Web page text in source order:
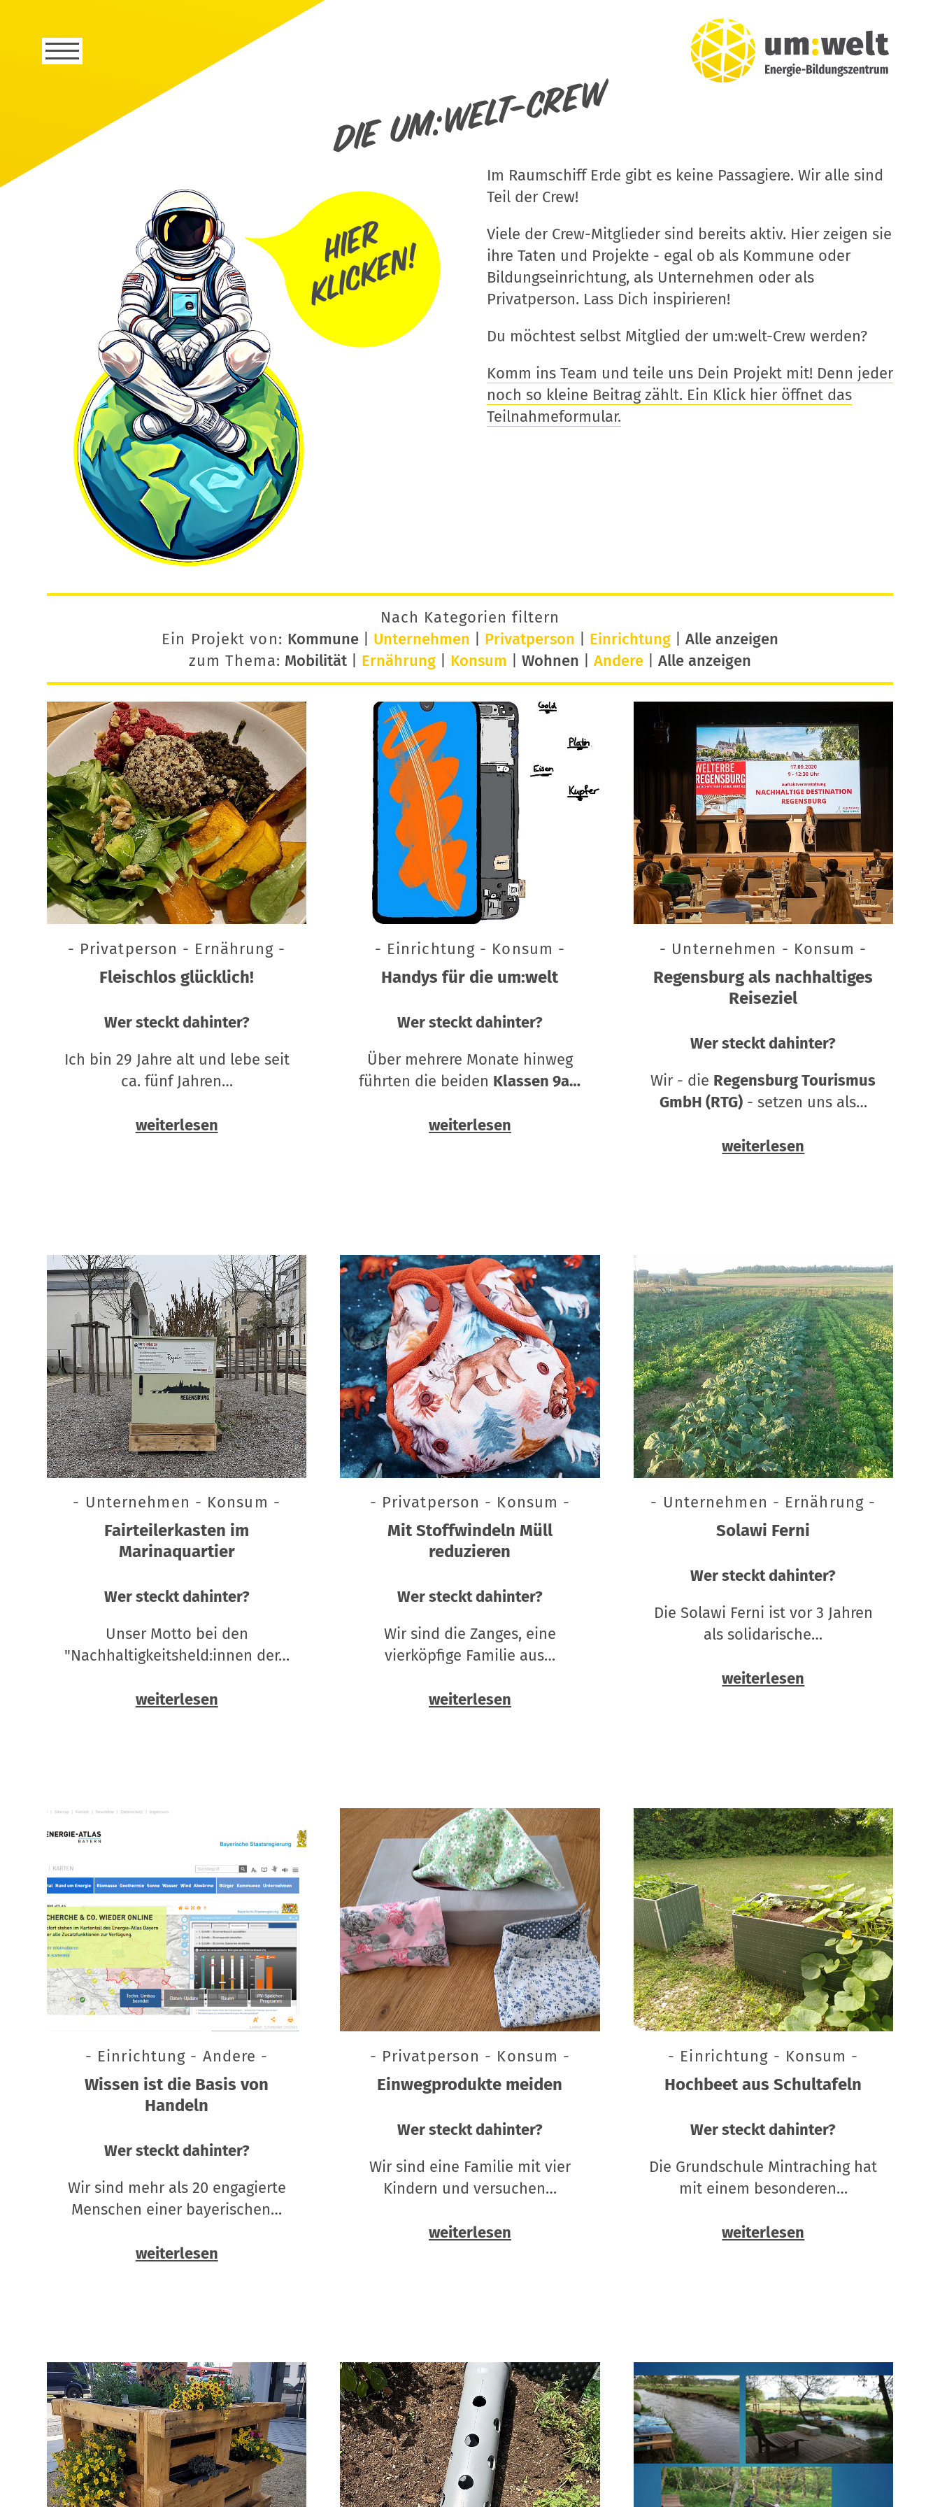
Die um:welt-Crew
Im Raumschiff Erde gibt es keine Passagiere. Wir alle sind
Teil der Crew!
Viele der Crew-Mitglieder sind bereits aktiv. Hier zeigen sie
ihre Taten und Projekte - egal ob als Kommune oder
Bildungseinrichtung, als Unternehmen oder als
Privatperson. Lass Dich inspirieren!
Du möchtest selbst Mitglied der um:welt-Crew werden?
Komm ins Team und teile uns Dein Projekt mit! Denn jeder
noch so kleine Beitrag zählt. Ein Klick hier öffnet das
Teilnahmeformular.
Nach Kategorien filtern
Ein Projekt von: Kommune| Unternehmen Privatperson Einrichtung| Alle anzeigen
zum Thema: Mobilität Ernährung Konsum Wohnen Andere Alle anzeigen
- Privatperson - Ernährung -
Fleischlos glücklich!
Wer steckt dahinter?
Ich bin 29 Jahre alt und lebe seit
ca. fünf Jahren…
weiterlesen
- Einrichtung - Konsum -
Handys für die um:welt
Wer steckt dahinter?
Über mehrere Monate hinweg
führten die beiden Klassen 9a…
weiterlesen
- Unternehmen - Konsum -
Regensburg als nachhaltiges
Reiseziel
Wer steckt dahinter?
Wir - die Regensburg Tourismus
GmbH (RTG)- setzen uns als…
weiterlesen
- Unternehmen - Konsum -
Fairteilerkasten im
Marinaquartier
Wer steckt dahinter?
Unser Motto bei den
"Nachhaltigkeitsheld:innen der…
weiterlesen
- Privatperson - Konsum -
Mit Stoffwindeln Müll
reduzieren
Wer steckt dahinter?
Wir sind die Zanges, eine
vierköpfige Familie aus…
weiterlesen
- Unternehmen - Ernährung -
Solawi Ferni
Wer steckt dahinter?
Die Solawi Ferni ist vor 3 Jahren
als solidarische…
weiterlesen
- Einrichtung - Andere -
Wissen ist die Basis von
Handeln
Wer steckt dahinter?
Wir sind mehr als 20 engagierte
Menschen einer bayerischen…
weiterlesen
- Privatperson - Konsum -
Einwegprodukte meiden
Wer steckt dahinter?
Wir sind eine Familie mit vier
Kindern und versuchen…
weiterlesen
- Einrichtung - Konsum -
Hochbeet aus Schultafeln
Wer steckt dahinter?
Die Grundschule Mintraching hat
mit einem besonderen…
weiterlesen